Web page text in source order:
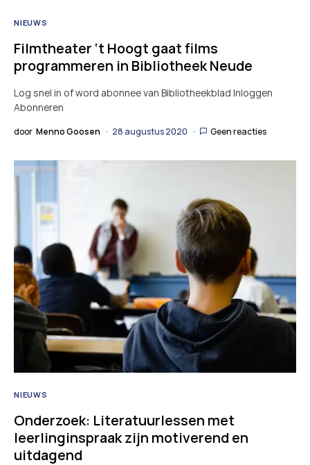
NIEUWS
Filmtheater ‘t Hoogt gaat films
programmeren in Bibliotheek Neude
Log snel in of word abonnee van Bibliotheekblad Inloggen
Abonneren
door Menno Goosen 28 augustus 2020 Geen reacties
NIEUWS
Onderzoek: Literatuurlessen met
leerlinginspraak zijn motiverend en
uitdagend